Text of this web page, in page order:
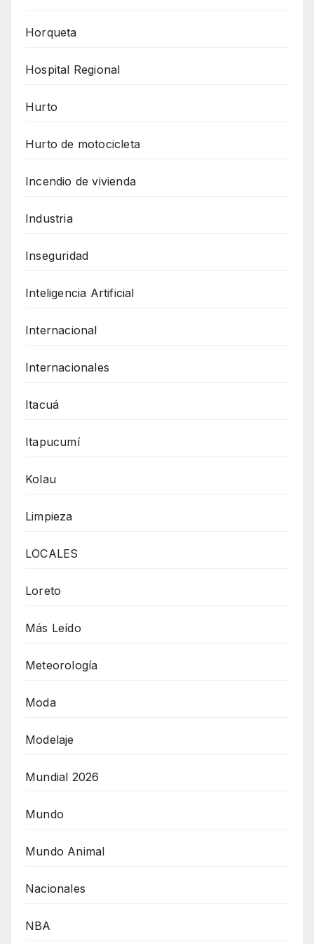
Horqueta
Hospital Regional
Hurto
Hurto de motocicleta
Incendio de vivienda
Industria
Inseguridad
Inteligencia Artificial
Internacional
Internacionales
Itacuá
Itapucumí
Kolau
Limpieza
LOCALES
Loreto
Más Leído
Meteorología
Moda
Modelaje
Mundial 2026
Mundo
Mundo Animal
Nacionales
NBA